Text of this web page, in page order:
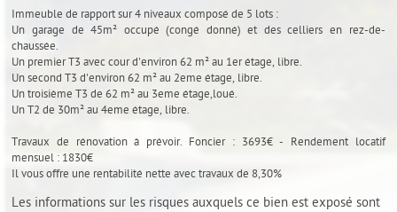
Immeuble de rapport sur 4 niveaux composé de 5 lots :
Un garage de 45m² occupé (congé donné) et des celliers en rez-de-
chaussée.
Un premier T3 avec cour d'environ 62 m² au 1er étage, libre.
Un second T3 d'environ 62 m² au 2eme étage, libre.
Un troisième T3 de 62 m² au 3eme étage,loué.
Un T2 de 30m² au 4eme étage, libre.
Travaux de rénovation à prévoir. Foncier : 3693€ - Rendement locatif
mensuel : 1830€
Il vous offre une rentabilité nette avec travaux de 8,30%
Les informations sur les risques auxquels ce bien est exposé sont